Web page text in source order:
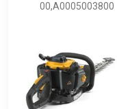
00,A0005003800